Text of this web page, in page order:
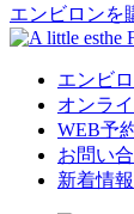
エンビロンを
エンビ
オンラ
WEB予
お問い
新着情報